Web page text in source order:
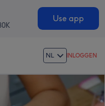
Use app
NL INLOGGEN